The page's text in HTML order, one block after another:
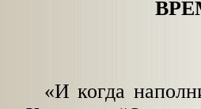
«И когда